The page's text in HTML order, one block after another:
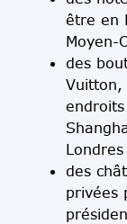
être en
Moyen-
des
Vuitton,
des
privées